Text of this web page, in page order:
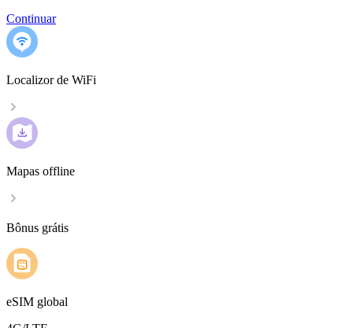
Continuar
Localizor de WiFi
Mapas offline
Bônus grátis
eSIM global